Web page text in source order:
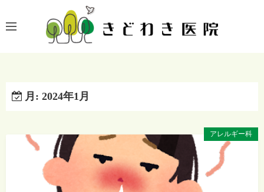
ン
月: 2024年1月
アレルギー科